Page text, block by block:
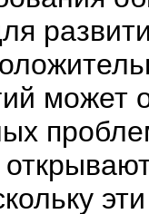
может